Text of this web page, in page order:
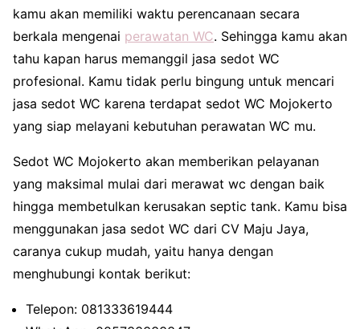
kamu akan memiliki waktu perencanaan secara
berkala mengenai perawatan WC. Sehingga kamu akan
tahu kapan harus memanggil jasa sedot WC
profesional. Kamu tidak perlu bingung untuk mencari
jasa sedot WC karena terdapat sedot WC Mojokerto
yang siap melayani kebutuhan perawatan WC mu.
Sedot WC Mojokerto akan memberikan pelayanan
yang maksimal mulai dari merawat wc dengan baik
hingga membetulkan kerusakan septic tank. Kamu bisa
menggunakan jasa sedot WC dari CV Maju Jaya,
caranya cukup mudah, yaitu hanya dengan
menghubungi kontak berikut:
Telepon: 081333619444